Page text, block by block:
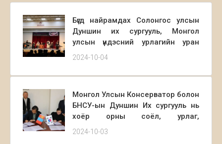
Бүгд найрамдах Солонгос улсын
Дуншин их сургууль, Монгол
улсын үндэсний урлагийн уран
бүтээлчдийн хамтарсан тоглолт
зааланд болж өндөрлөлөө.
2024-10-04
Монгол Улсын Консерватор болон
БНСУ-ын Дуншин Их сургууль нь
хоёр орны соёл, урлаг,
боловсролын салбарын хамтын
2024-10-03